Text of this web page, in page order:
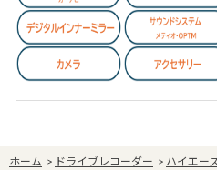
ホーム > ドライブレコーダー > ハイエー